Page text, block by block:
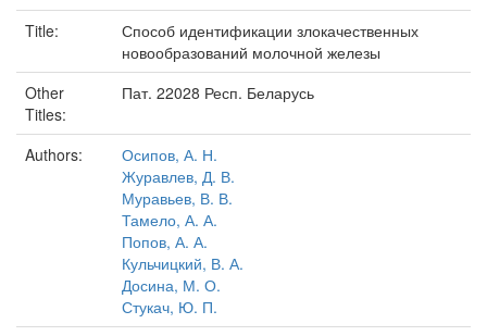
Title:
Способ идентификации злокачественных
новообразований молочной железы
Other
Titles:
Пат. 22028 Респ. Беларусь
Authors:
Осипов, А. Н.
Журавлев, Д. В.
Муравьев, В. В.
Тамело, А. А.
Попов, А. А.
Кульчицкий, В. А.
Досина, М. О.
Стукач, Ю. П.